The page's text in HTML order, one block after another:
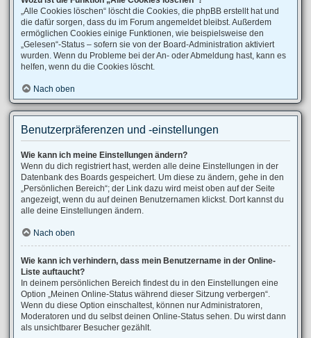
„Alle Cookies löschen“ löscht die Cookies, die phpBB erstellt hat und
die dafür sorgen, dass du im Forum angemeldet bleibst. Außerdem
ermöglichen Cookies einige Funktionen, wie beispielsweise den
„Gelesen“-Status – sofern sie von der Board-Administration aktiviert
wurden. Wenn du Probleme bei der An- oder Abmeldung hast, kann es
helfen, wenn du die Cookies löscht.
Nach oben
Benutzerpräferenzen und -einstellungen
Wie kann ich meine Einstellungen ändern?
Wenn du dich registriert hast, werden alle deine Einstellungen in der
Datenbank des Boards gespeichert. Um diese zu ändern, gehe in den
„Persönlichen Bereich“; der Link dazu wird meist oben auf der Seite
angezeigt, wenn du auf deinen Benutzernamen klickst. Dort kannst du
alle deine Einstellungen ändern.
Nach oben
Wie kann ich verhindern, dass mein Benutzername in der Online-
Liste auftaucht?
In deinem persönlichen Bereich findest du in den Einstellungen eine
Option „Meinen Online-Status während dieser Sitzung verbergen“.
Wenn du diese Option einschaltest, können nur Administratoren,
Moderatoren und du selbst deinen Online-Status sehen. Du wirst dann
als unsichtbarer Besucher gezählt.